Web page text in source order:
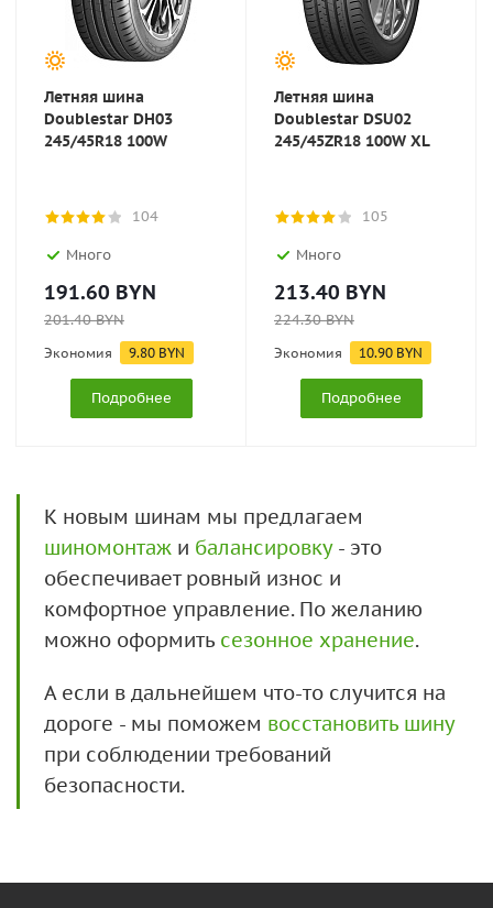
Летняя шина
Doublestar DH03
245/45R18 100W
104
Много
191.60 BYN
201.40BYN
Экономия 9.80 BYN
Подробнее
Летняя шина
Doublestar DSU02
245/45ZR18 100W XL
105
Много
213.40 BYN
224.30BYN
Экономия 10.90 BYN
Подробнее
К новым шинам мы предлагаем
шиномонтаж и балансировку- это
обеспечивает ровный износ и
комфортное управление. По желанию
можно оформить сезонное хранение.
А если в дальнейшем что-то случится на
дороге - мы поможем восстановить шину
при соблюдении требований
безопасности.